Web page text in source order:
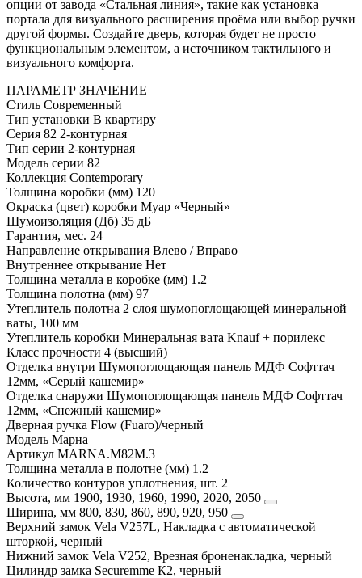
опции от завода «Стальная линия», такие как установка
портала для визуального расширения проёма или выбор ручки
другой формы. Создайте дверь, которая будет не просто
функциональным элементом, а источником тактильного и
визуального комфорта.
ПАРАМЕТР ЗНАЧЕНИЕ
Стиль Современный
Тип установки В квартиру
Серия 82 2-контурная
Тип серии 2-контурная
Модель серии 82
Коллекция Contemporary
Толщина коробки (мм) 120
Окраска (цвет) коробки Муар «Черный»
Шумоизоляция (Дб) 35 дБ
Гарантия, мес. 24
Направление открывания Влево / Вправо
Внутреннее открывание Нет
Толщина металла в коробке (мм) 1.2
Толщина полотна (мм) 97
Утеплитель полотна 2 слоя шумопоглощающей минеральной
ваты, 100 мм
Утеплитель коробки Минеральная вата Knauf + порилекс
Класс прочности 4 (высший)
Отделка внутри Шумопоглощающая панель МДФ Софттач
12мм, «Серый кашемир»
Отделка снаружи Шумопоглощающая панель МДФ Софттач
12мм, «Снежный кашемир»
Дверная ручка Flow (Fuaro)/черный
Модель Марна
Артикул MARNA.M82M.3
Толщина металла в полотне (мм) 1.2
Количество контуров уплотнения, шт. 2
Высота, мм 1900, 1930, 1960, 1990, 2020, 2050
Ширина, мм 800, 830, 860, 890, 920, 950
Верхний замок Vela V257L, Накладка с автоматической
шторкой, черный
Нижний замок Vela V252, Врезная броненакладка, черный
Цилиндр замка Securemme К2, черный